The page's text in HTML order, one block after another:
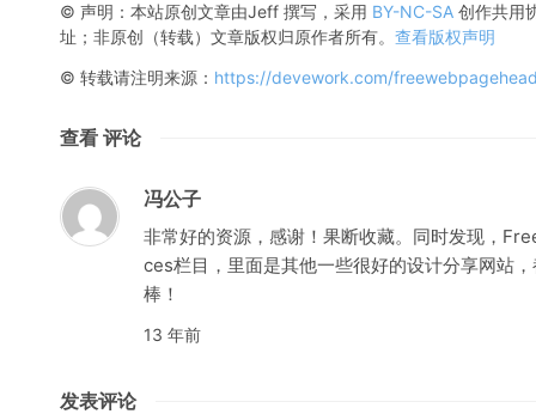
© 声明：本站原创文章由Jeff 撰写，采用 BY-NC-SA 创作共用
址；非原创（转载）文章版权归原作者所有。 查看版权声明
© 转载请注明来源： https://devework.com/
查看 评论
冯公子
非常好的资源，感谢！果断收藏。同时发现，
ces栏目，里面是其他一些很好的设计分享网站
棒！
13 年前
发表评论